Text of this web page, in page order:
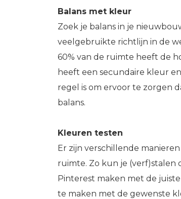
Balans met kleur
Zoek je balans in je
veelgebruikte richtlijn in de
60% van de ruimte heeft de
heeft een secundaire kleur
regel is om ervoor te zorgen
balans.
Kleuren testen
Er zijn verschillende
ruimte. Zo kun je (verf)stalen
Pinterest maken met de
te maken met de gewenste